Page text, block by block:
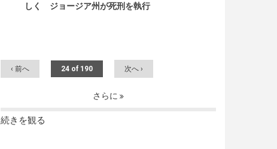
しく ジョージア州が死刑を執行
‹ 前へ 24 of 190 次へ ›
さらに
続きを観る